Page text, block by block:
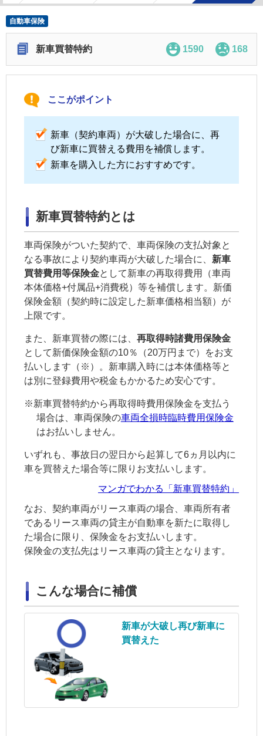
自動車保険
新車買替特約 1590 168
ここがポイント
新車（契約車両）が大破した場合に、再
び新車に買替える費用を補償します。
新車を購入した方におすすめです。
新車買替特約とは
車両保険がついた契約で、 車両保険の支払対象と
なる事故により 契約車両が大破した場合に、 新車
買替費用等保険金として新車の再取得費用（車両
本体価格+付属品+消費税）等を補償します。新価
保険金額（契約時に設定した新車価格相当額）が
上限です。
また、新車買替の際には、 再取得時諸費用保険金
として新価保険金額の10％（20万円まで）をお支
払いします（※）。新車購入時には本体価格等と
は別に登録費用や税金もかかるため安心です。
※新車買替特約から再取得時費用保険金を支払う
場合は、 車両保険の車両全損時臨時費用保険金
はお払いしません。
いずれも、事故日の翌日から起算して6ヵ月以内に
車を買替えた場合等に限りお支払いします。
マンガでわかる「新車買替特約」
なお、契約車両がリース車両の場合、車両所有者
であるリース車両の貸主が自動車を新たに取得し
た場合に限り、保険金をお支払いします。
保険金の支払先はリース車両の貸主となります。
こんな場合に補償
新車が大破し再び新車に
買替えた